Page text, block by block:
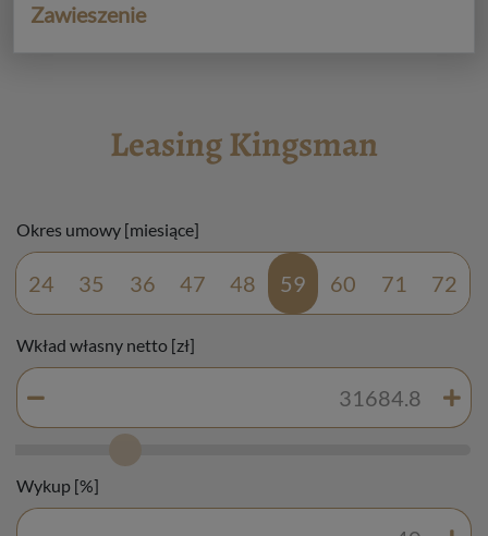
Zawieszenie
Leasing Kingsman
Okres umowy [miesiące]
24 35 36 47 48 59 60 71 72
Wkład własny netto [zł]
Wykup [%]